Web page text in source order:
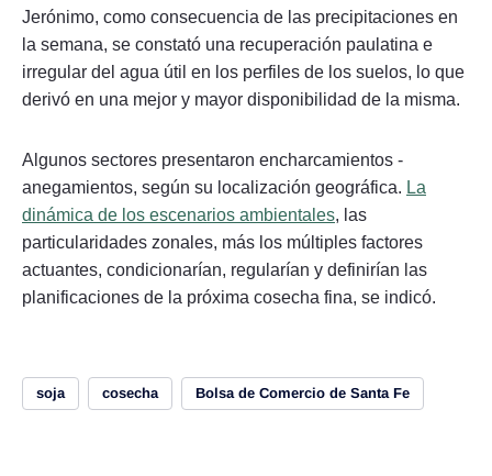
Jerónimo, como consecuencia de las precipitaciones en
la semana, se constató una recuperación paulatina e
irregular del agua útil en los perfiles de los suelos, lo que
derivó en una mejor y mayor disponibilidad de la misma.
Algunos sectores presentaron encharcamientos -
anegamientos, según su localización geográfica. La
dinámica de los escenarios ambientales, las
particularidades zonales, más los múltiples factores
actuantes, condicionarían, regularían y definirían las
planificaciones de la próxima cosecha fina, se indicó.
soja cosecha Bolsa de Comercio de Santa Fe